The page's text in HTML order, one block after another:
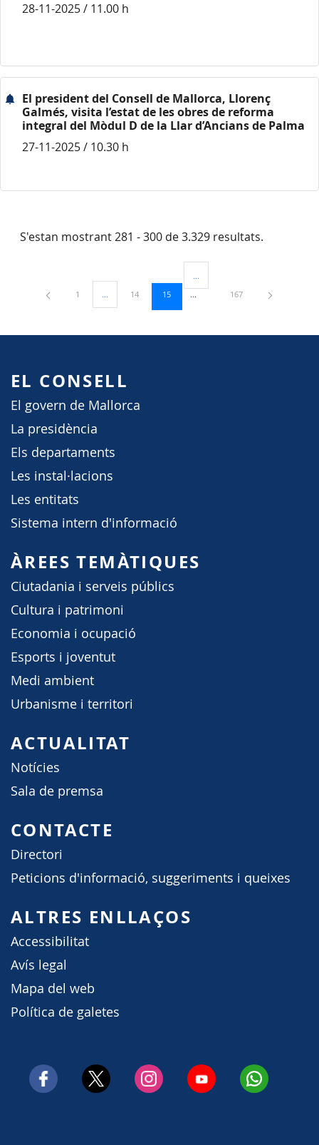
28-11-2025 / 11.00 h
El president del Consell de Mallorca, Llorenç
Galmés, visita l’estat de les obres de reforma
integral del Mòdul D de la Llar d’Ancians de Palma
27-11-2025 / 10.30 h
S'estan mostrant 281 - 300 de 3.329 resultats.
Pàgina
1 ...Pàgines intermèdies Utilitzeu TAB per navegar.
Pàgina
14 Pàgina
15
Pàgines intermèdies Utilitzeu
Pàgina
167
EL CONSELL
El govern de Mallorca
La presidència
Els departaments
Les instal·lacions
Les entitats
Sistema intern d'informació
ÀREES TEMÀTIQUES
Ciutadania i serveis públics
Cultura i patrimoni
Economia i ocupació
Esports i joventut
Medi ambient
Urbanisme i territori
ACTUALITAT
Notícies
Sala de premsa
CONTACTE
Directori
Peticions d'informació, suggeriments i queixes
ALTRES ENLLAÇOS
Accessibilitat
Avís legal
Mapa del web
Política de galetes